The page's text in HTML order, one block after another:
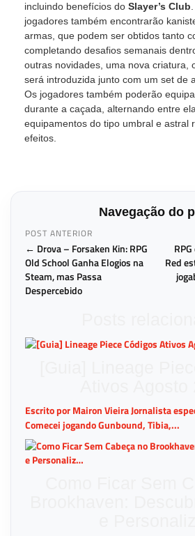
incluindo benefícios do Slayer’s Club
jogadores também encontrarão
armas, que podem ser obtidos tanto
completando desafios semanais
outras novidades, uma nova criatura,
será introduzida junto com um set de
Os jogadores também poderão
durante a caçada, alternando entre
equipamentos do tipo umbral e astral
efeitos.
Navegação do
POST ANTERIOR
← Drova – Forsaken Kin: RPG
Old School Ganha Elogios na
Steam, mas Passa
Despercebido
Red
Escrito por Mairon Vieira Jornalista
Comecei jogando Gunbound, Tibia,...